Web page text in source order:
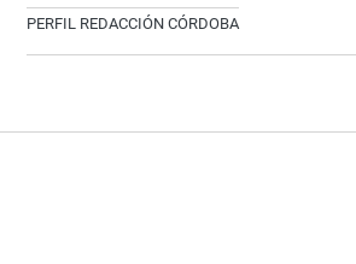
PERFIL REDACCIÓN CÓRDOBA